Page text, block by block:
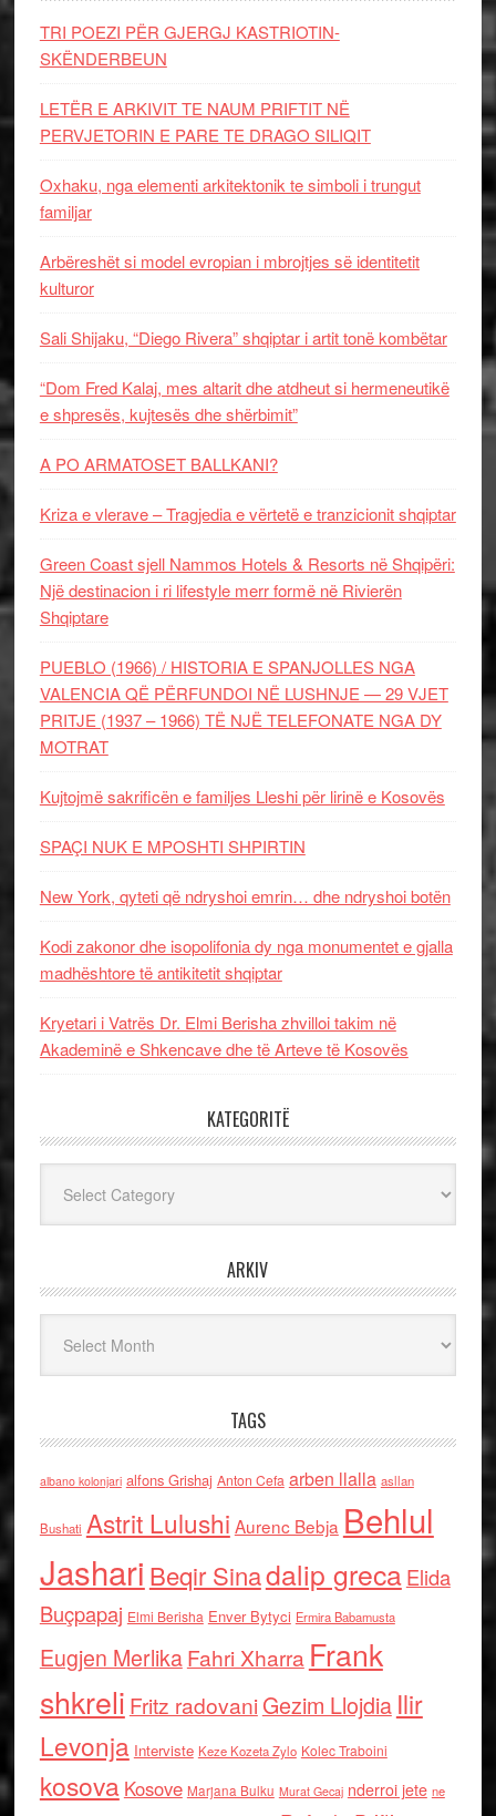
TRI POEZI PËR GJERGJ KASTRIOTIN-
SKËNDERBEUN
LETËR E ARKIVIT TE NAUM PRIFTIT NË
PERVJETORIN E PARE TE DRAGO SILIQIT
Oxhaku, nga elementi arkitektonik te simboli i trungut
familjar
Arbëreshët si model evropian i mbrojtjes së identitetit
kulturor
Sali Shijaku, “Diego Rivera” shqiptar i artit tonë kombëtar
“Dom Fred Kalaj, mes altarit dhe atdheut si hermeneutikë
e shpresës, kujtesës dhe shërbimit”
A PO ARMATOSET BALLKANI?
Kriza e vlerave – Tragjedia e vërtetë e tranzicionit shqiptar
Green Coast sjell Nammos Hotels & Resorts në Shqipëri:
Një destinacion i ri lifestyle merr formë në Rivierën
Shqiptare
PUEBLO (1966) / HISTORIA E SPANJOLLES NGA
VALENCIA QË PËRFUNDOI NË LUSHNJE — 29 VJET
PRITJE (1937 – 1966) TË NJË TELEFONATE NGA DY
MOTRAT
Kujtojmë sakrificën e familjes Lleshi për lirinë e Kosovës
SPAÇI NUK E MPOSHTI SHPIRTIN
New York, qyteti që ndryshoi emrin… dhe ndryshoi botën
Kodi zakonor dhe isopolifonia dy nga monumentet e gjalla
madhështore të antikitetit shqiptar
Kryetari i Vatrës Dr. Elmi Berisha zhvilloi takim në
Akademinë e Shkencave dhe të Arteve të Kosovës
KATEGORITË
ARKIV
TAGS
albano kolonjari alfons Grishaj Anton Cefa arben llalla asllan
Bushati Astrit Lulushi Aurenc Bebja Behlul
Jashari Beqir Sinadalip grecaElida
Buçpapaj Elmi Berisha Enver Bytyci Ermira Babamusta
Eugjen MerlikaFahri Xharra Frank
shkreli Fritz radovaniGezim Llojdia Ilir
Levonja Interviste Keze Kozeta Zylo Kolec Traboini
kosova Kosove Marjana Bulku Murat Gecaj nderroi jete ne